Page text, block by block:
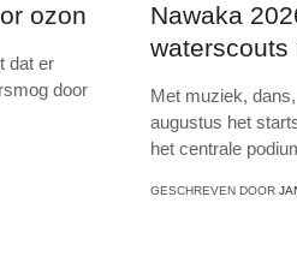
ozon
dat er
door
Nawaka
waterscouts
Met muziek,
augustus het
het centrale
GESCHREVEN DOOR